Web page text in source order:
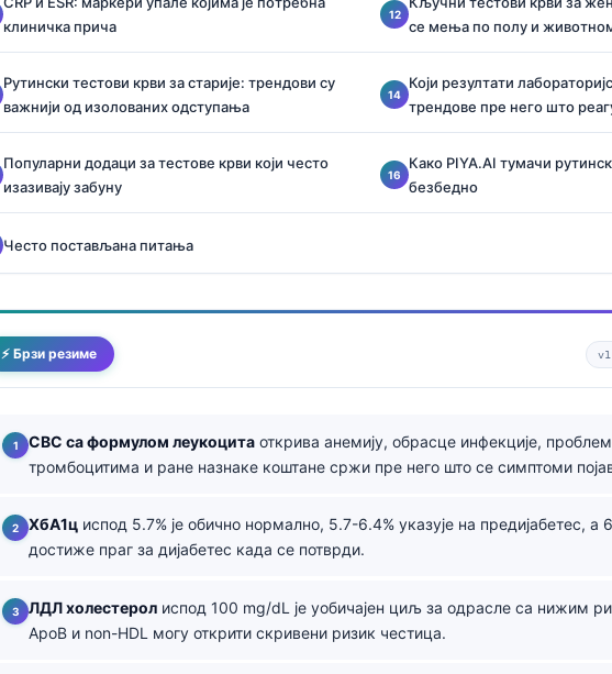
клиничка прича
се мења по полу и
Рутински тестови крви за старије: трендови су
важнији од изолованих одступања
Који резултати
трендове пре него што
Популарни додаци за тестове крви који често
изазивају забуну
Како PIYA.AI тумачи
безбедно
Често постављана питања
⚡ Брзи резиме
CBC са формулом леукоцита открива анемију, обрасце инфекције,
тромбоцитима и ране назнаке коштане сржи пре него што се симптоми
ХбА1ц испод 5.7% је обично нормално, 5.7-6.4% указује на предијабетес, а
достиже праг за дијабетес када се потврди.
ЛДЛ холестерол испод 100 mg/dL је уобичајен циљ за одрасле са нижим
ApoB и non-HDL могу открити скривени ризик честица.